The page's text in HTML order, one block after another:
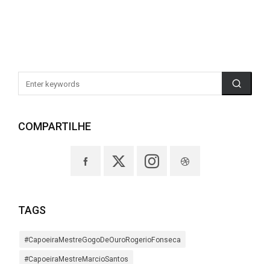
COMPARTILHE
TAGS
#CapoeiraMestreGogoDeOuroRogerioFonseca
#CapoeiraMestreMarcioSantos